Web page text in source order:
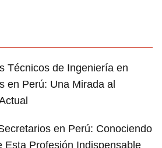
Técnicos de Ingeniería en
en Perú: Una Mirada al
en Perú: Conociendo
Esta Profesión Indispensable